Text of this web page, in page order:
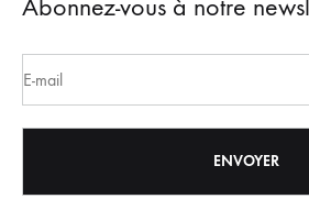
Abonnez-vous à notre